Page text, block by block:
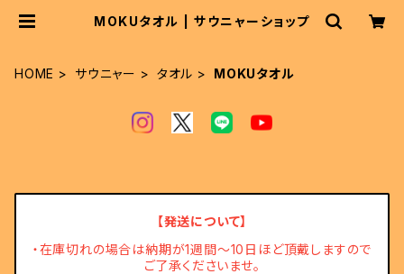
MOKUタオル | サウニャーショップ
HOME サウニャー タオル MOKUタオル
【発送について】
・在庫切れの場合は納期が1週間～10日ほど頂戴しますので
ご了承くださいませ。